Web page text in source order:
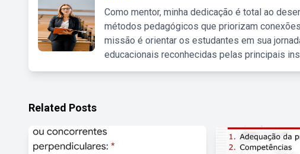
Como mentor, minha dedicação é total ao
métodos pedagógicos que priorizam
missão é orientar os estudantes em sua
educacionais reconhecidas pelas principais
Related Posts